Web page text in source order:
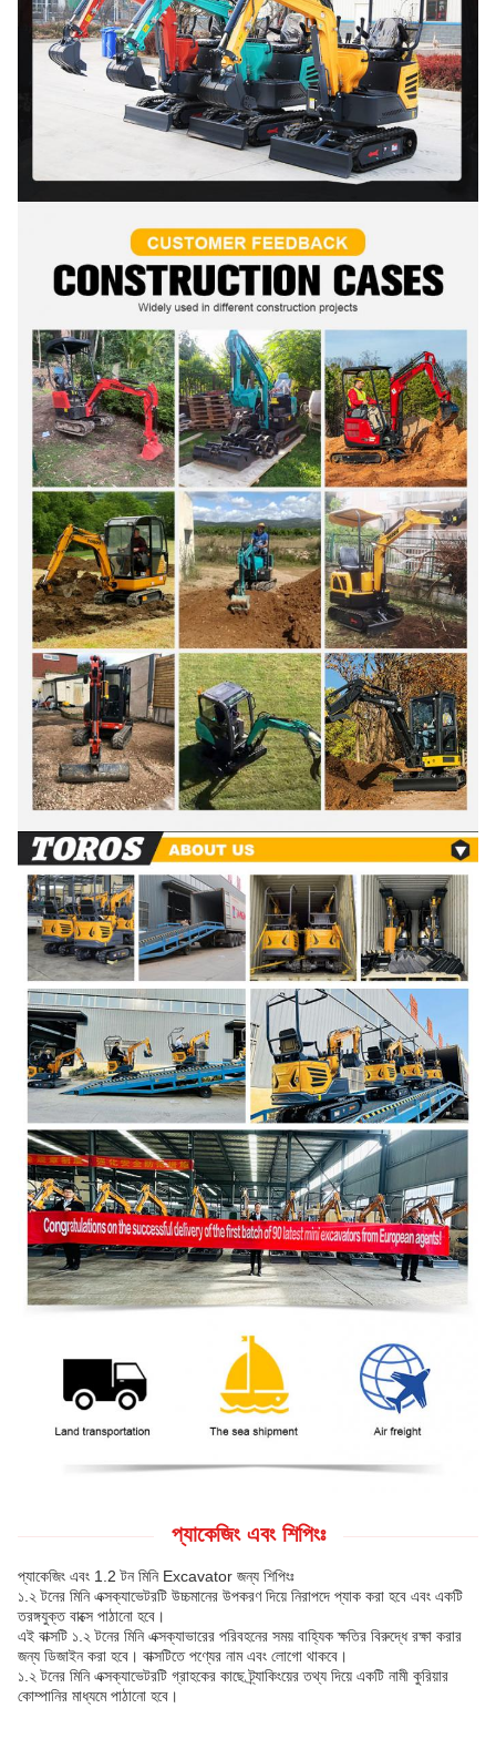
প্যাকেজিং এবং শিপিংঃ
প্যাকেজিং এবং 1.2 টন মিনি Excavator জন্য শিপিংঃ
১.২ টনের মিনি এক্সক্যাভেটরটি উচ্চমানের উপকরণ দিয়ে নিরাপদে প্যাক করা হবে এবং একটি
তরঙ্গযুক্ত বাক্সে পাঠানো হবে।
এই বাক্সটি ১.২ টনের মিনি এক্সক্যাভারের পরিবহনের সময় বাহ্যিক ক্ষতির বিরুদ্ধে রক্ষা করার
জন্য ডিজাইন করা হবে। বাক্সটিতে পণ্যের নাম এবং লোগো থাকবে।
১.২ টনের মিনি এক্সক্যাভেটরটি গ্রাহকের কাছে ট্র্যাকিংয়ের তথ্য দিয়ে একটি নামী কুরিয়ার
কোম্পানির মাধ্যমে পাঠানো হবে।